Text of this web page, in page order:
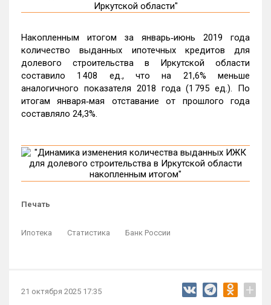
Накопленным итогом за январь‑июнь 2019 года
количество выданных ипотечных кредитов для
долевого строительства в Иркутской области
составило 1 408 ед., что на 21,6% меньше
аналогичного показателя 2018 года (1 795 ед.). По
итогам января‑мая отставание от прошлого года
составляло 24,3%.
Печать
Ипотека Статистика Банк России
21 октября 2025 17:35 +